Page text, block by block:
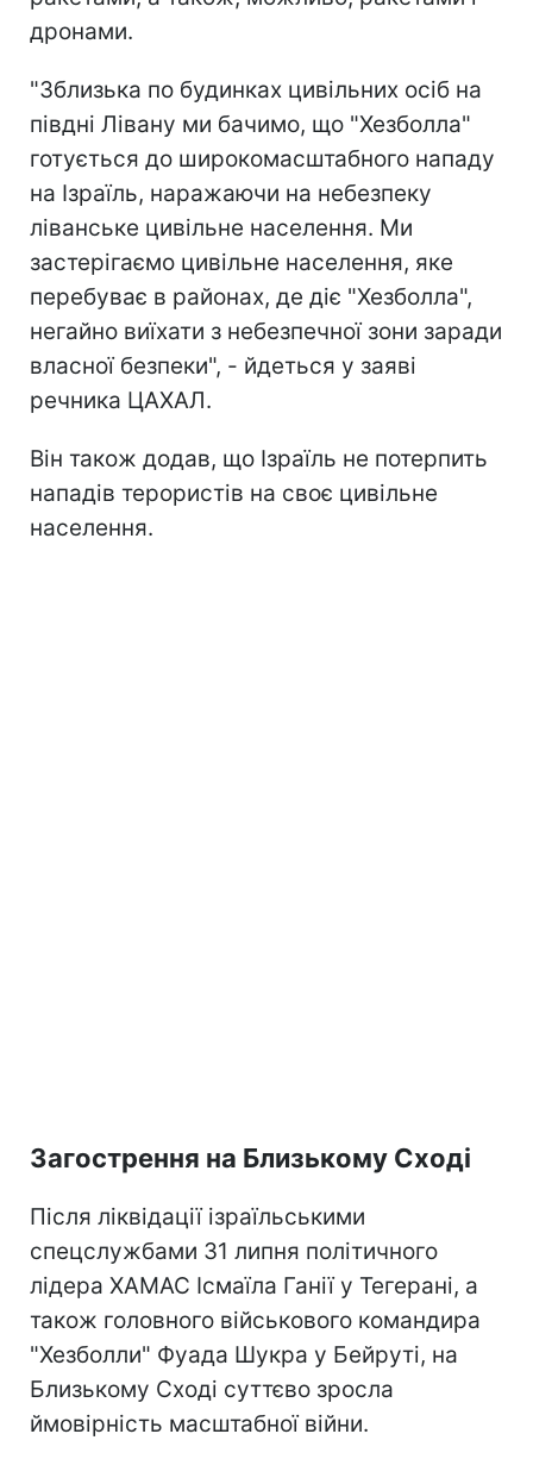
дронами.
"Зблизька по будинках цивільних осіб на
півдні Лівану ми бачимо, що "Хезболла"
готується до широкомасштабного нападу
на Ізраїль, наражаючи на небезпеку
ліванське цивільне населення. Ми
застерігаємо цивільне населення, яке
перебуває в районах, де діє "Хезболла",
негайно виїхати з небезпечної зони заради
власної безпеки", - йдеться у заяві
речника ЦАХАЛ.
Він також додав, що Ізраїль не потерпить
нападів терористів на своє цивільне
населення.
Загострення на Близькому Сході
Після ліквідації ізраїльськими
спецслужбами 31 липня політичного
лідера ХАМАС Ісмаїла Ганії у Тегерані, а
також головного військового командира
"Хезболли" Фуада Шукра у Бейруті, на
Близькому Сході суттєво зросла
ймовірність масштабної війни.